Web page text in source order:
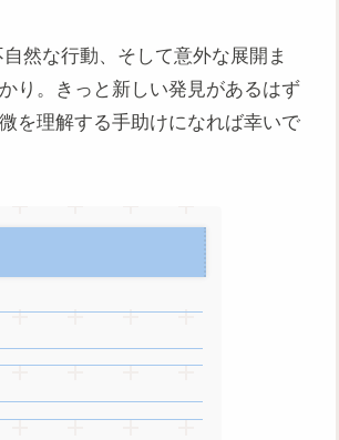
然な行動、そして意外な展開ま
り。きっと新しい発見があるはず
を理解する手助けになれば幸いで